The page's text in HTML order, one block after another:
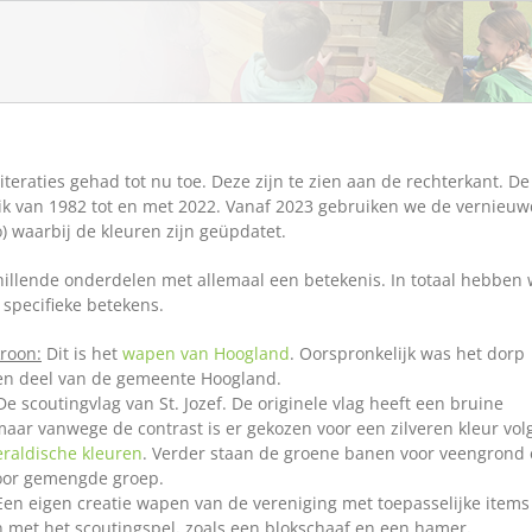
gehad tot nu toe. Deze zijn te zien aan de rechterkant.
van 1982 tot en met 2022. Vanaf 2023 gebruiken we de
waarbij de kleuren zijn geüpdatet.
onderdelen met allemaal een betekenis. In totaal hebben
betekens.
Dit is het wapen van Hoogland. Oorspronkelijk was het dorp
deel van de gemeente Hoogland.
scoutingvlag van St. Jozef. De originele vlag heeft een bruine
vanwege de contrast is er gekozen voor een zilveren kleur
kleuren. Verder staan de groene banen voor veengrond
gemengde groep.
eigen creatie wapen van de vereniging met toepasselijke